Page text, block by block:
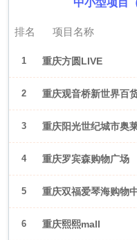
中小型项目
排名 项目名称
1 重庆方圆LIVE
2 重庆观音桥新世界百
3 重庆阳光世纪城市奥
4 重庆罗宾森购物广场
5 重庆双福爱琴海购物
6 重庆熙熙mall